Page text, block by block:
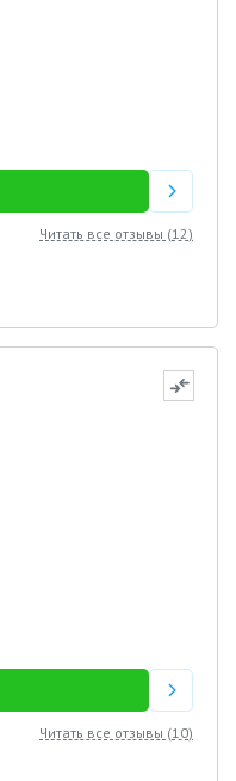
Читать все отзывы (12)
Читать все отзывы (10)